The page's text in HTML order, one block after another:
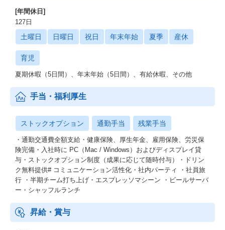
[年間休日]
127日
土曜日 日曜日 祝日 年末年始 夏季 産休
育児
夏期休暇（5日間）、年末年始（5日間）、有給休暇、その他
手当・福利厚生
ストックオプション 通勤手当 残業手当
・通勤交通費全額支給・健康保険、厚生年金、雇用保険、労災保
険完備・入社時に PC（Mac / Windows）およびディスプレイ貸
与・ストックオプション制度（成果に応じて随時付与）・ドリン
ク無料提供# コミュニケーション活性化・社内パーティ ・社員旅
行 ・半期チーム打ち上げ・エスプレッソマシーン ・ビールサーバ
ー・シャッフルランチ
昇給・賞与